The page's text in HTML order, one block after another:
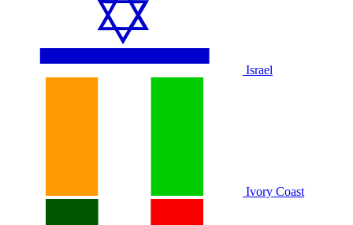
Israel
Ivory Coast